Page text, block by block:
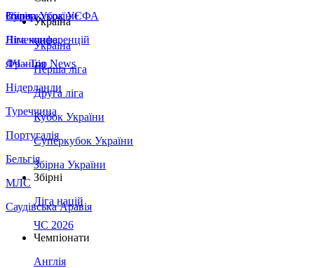
Збірна України
Італія
Німеччина
Франція
Нідерланди
Туреччина
Португалія
Бельгія
МЛС
Саудівська Аравія
Суперкубок УЄФА
Ліга конференцій
ЛЧ - Top News
Україна
Україна
Перша ліга
Друга ліга
Кубок України
Суперкубок України
Збірна України
Збірні
Ліга націй
ЧС 2026
Чемпіонати
Англія